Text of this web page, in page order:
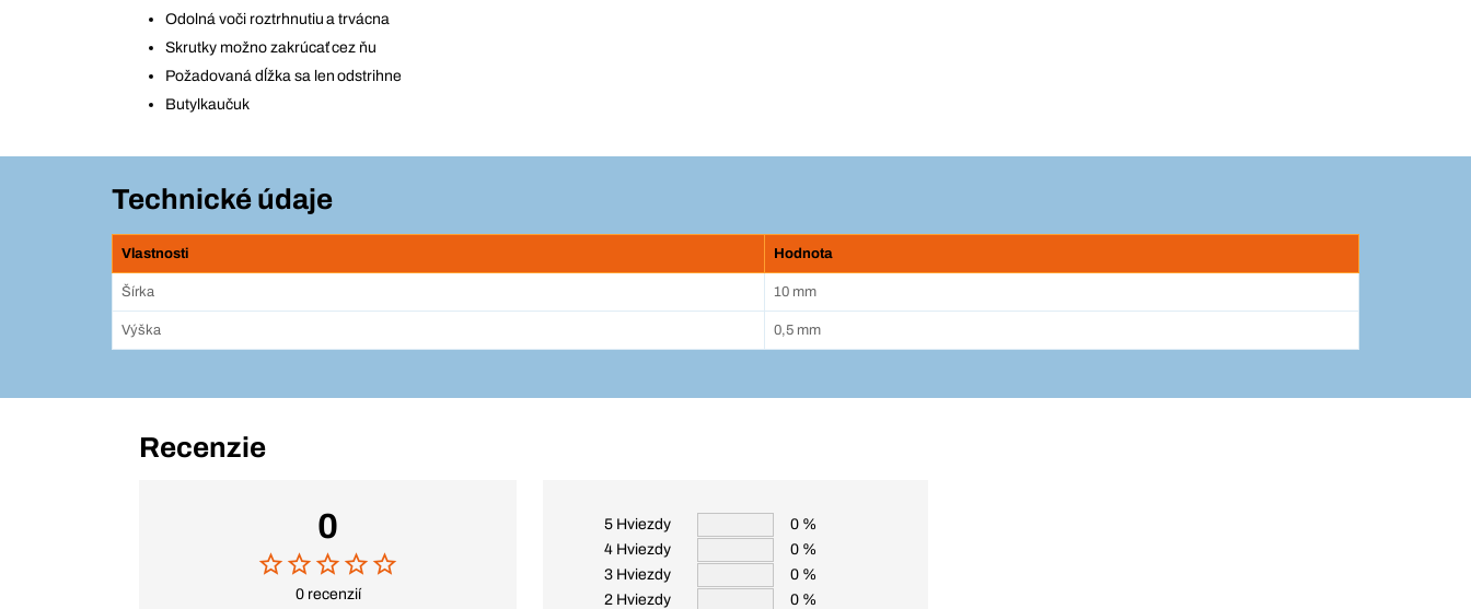
Odolná voči roztrhnutiu a trvácna
Skrutky možno zakrúcať cez ňu
Požadovaná dĺžka sa len odstrihne
Butylkaučuk
Technické údaje
Vlastnosti Hodnota
Šírka 10 mm
Výška 0,5 mm
Recenzie
0
0 recenzií
5 Hviezdy
0 %
4 Hviezdy
0 %
3 Hviezdy
0 %
2 Hviezdy
0 %